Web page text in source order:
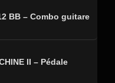
BB – Combo guitare
II – Pédale